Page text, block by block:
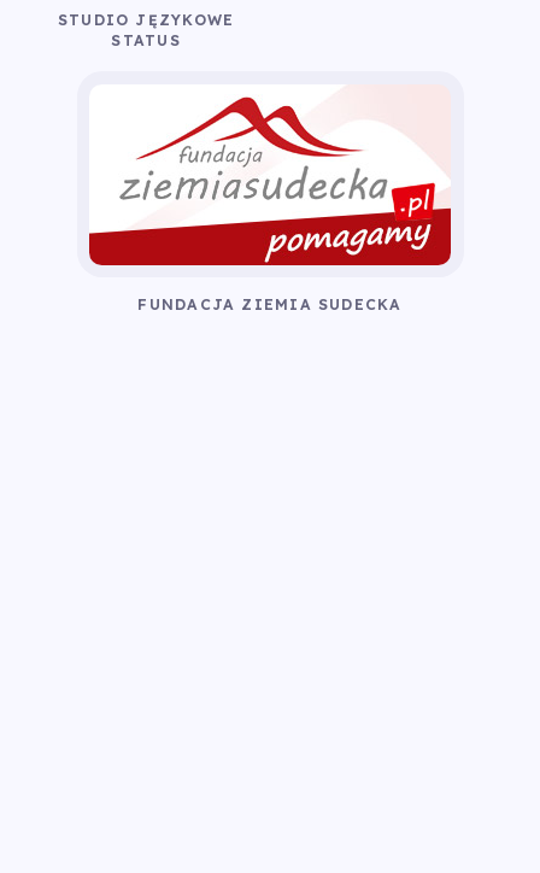
STUDIO JĘZYKOWE
STATUS
FUNDACJA ZIEMIA SUDECKA